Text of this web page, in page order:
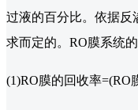
过液的百分比。依据反
求而定的。RO膜系统
(1)RO膜的回收率=(RO